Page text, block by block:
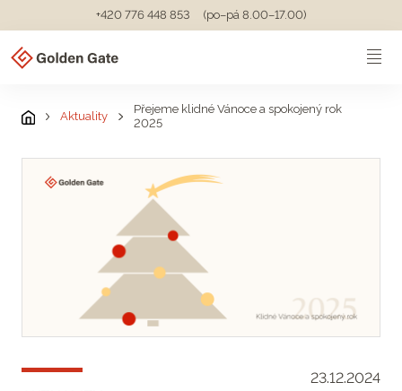
+420 776 448 853 (po–pá 8.00–17.00)
Aktuality
Přejeme klidné Vánoce a spokojený rok
2025
23.12.2024